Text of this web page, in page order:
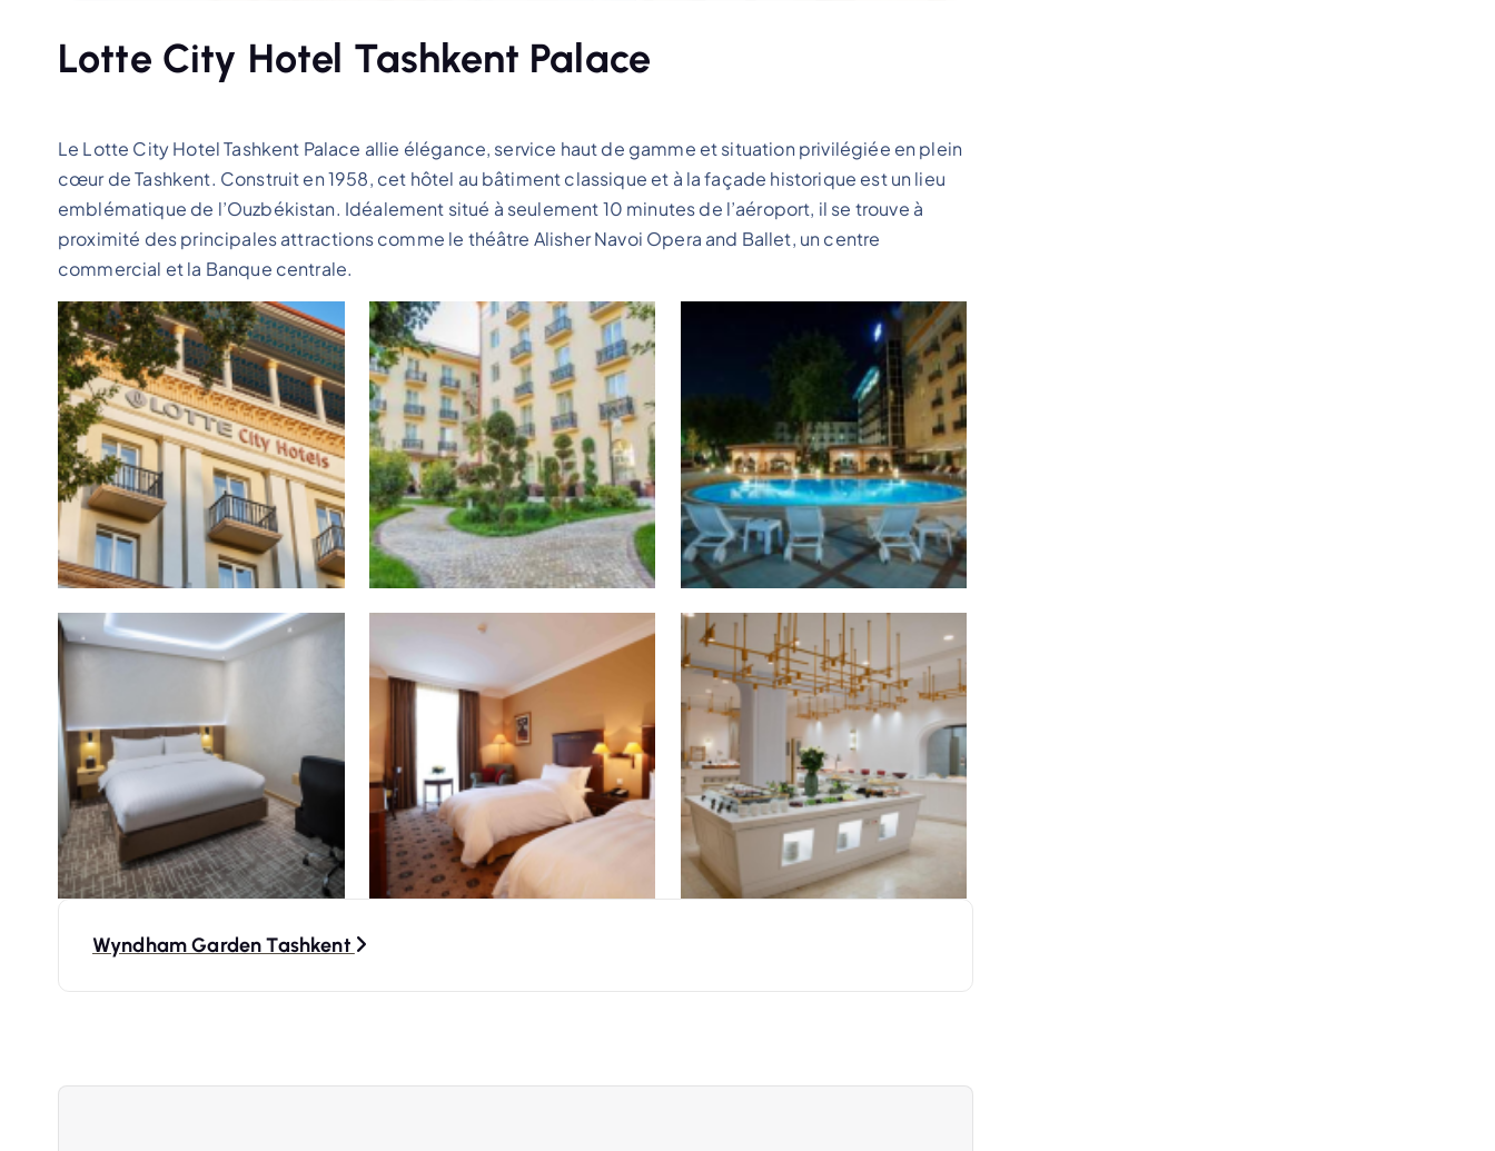
Lotte City Hotel Tashkent Palace
Le Lotte City Hotel Tashkent Palace allie élégance, service haut de gamme et situation privilégiée en plein
cœur de Tashkent. Construit en 1958, cet hôtel au bâtiment classique et à la façade historique est un lieu
emblématique de l’Ouzbékistan. Idéalement situé à seulement 10 minutes de l’aéroport, il se trouve à
proximité des principales attractions comme le théâtre Alisher Navoi Opera and Ballet, un centre
commercial et la Banque centrale.
Wyndham Garden Tashkent